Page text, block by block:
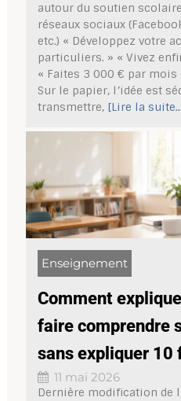
autour du soutien
réseaux sociaux
etc.) « Développez votre
particuliers. » « Vivez
« Faites 3 000 € par mois
Sur le papier, l’idée est
transmettre, [Lire la
Enseignement
Comment
faire comprendre
sans expliquer 10
11 mai 2026
Dernière modification de